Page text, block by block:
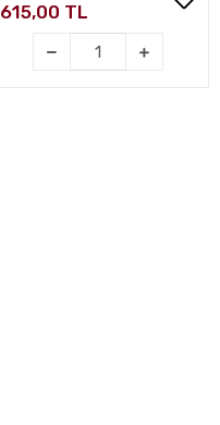
615,00 TL